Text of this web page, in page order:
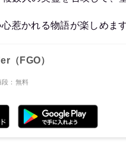
惹かれる物語が楽しめます
（FGO）
段：無料